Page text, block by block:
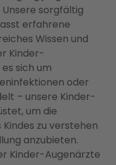
sorgfältig
erfahrene
Wissen und
Kinder-
sich um
oder
– unsere Kinder-
um die
zu verstehen
anzubieten.
Kinder-Augenärzte